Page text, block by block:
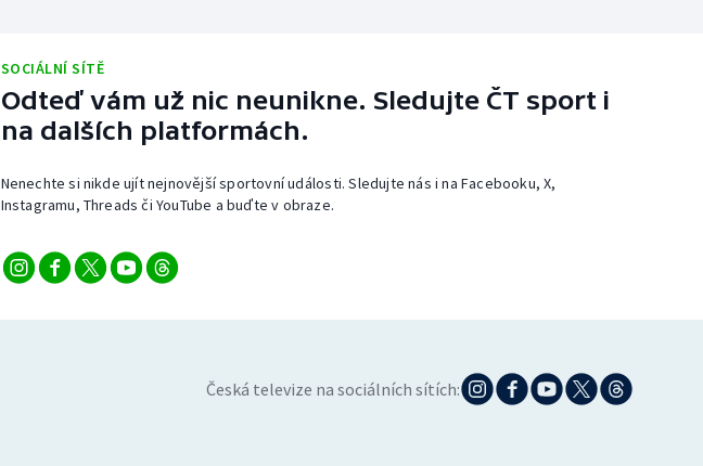
SOCIÁLNÍ SÍTĚ
Odteď vám už nic neunikne. Sledujte ČT sport i
na dalších platformách.
Nenechte si nikde ujít nejnovější sportovní události. Sledujte nás i na Facebooku, X,
Instagramu, Threads či YouTube a buďte v obraze.
Česká televize na sociálních sítích: